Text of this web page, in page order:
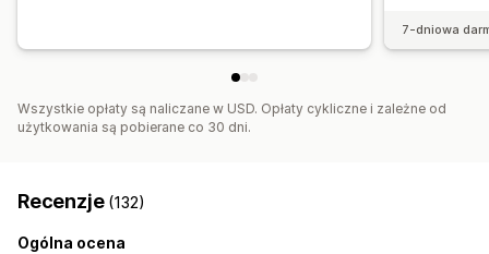
7-dniowa
Wszystkie opłaty są naliczane w USD. Opłaty cykliczne i zależne od
użytkowania są pobierane co 30 dni.
Recenzje (132)
Ogólna ocena